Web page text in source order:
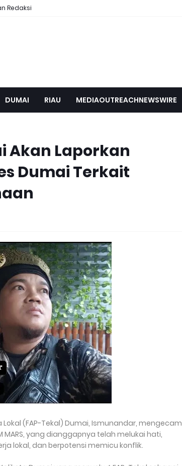
Redaksi
DUMAI RIAU MEDIAOUTREACHNEWSWIRE
Akan Laporkan
Dumai Terkait
Lokal (FAP-Tekal) Dumai, Ismunandar, mengecam
MARS, yang dianggapnya telah melukai hati,
lokal, dan berpotensi memicu konflik.